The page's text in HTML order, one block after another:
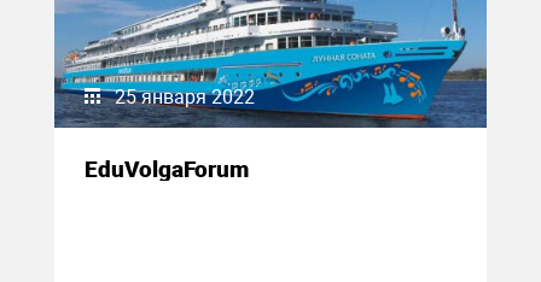
25 января 2022
EduVolgaForum